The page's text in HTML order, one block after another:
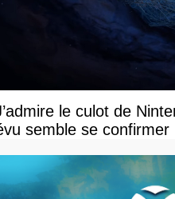
le culot de
semble se confirmer